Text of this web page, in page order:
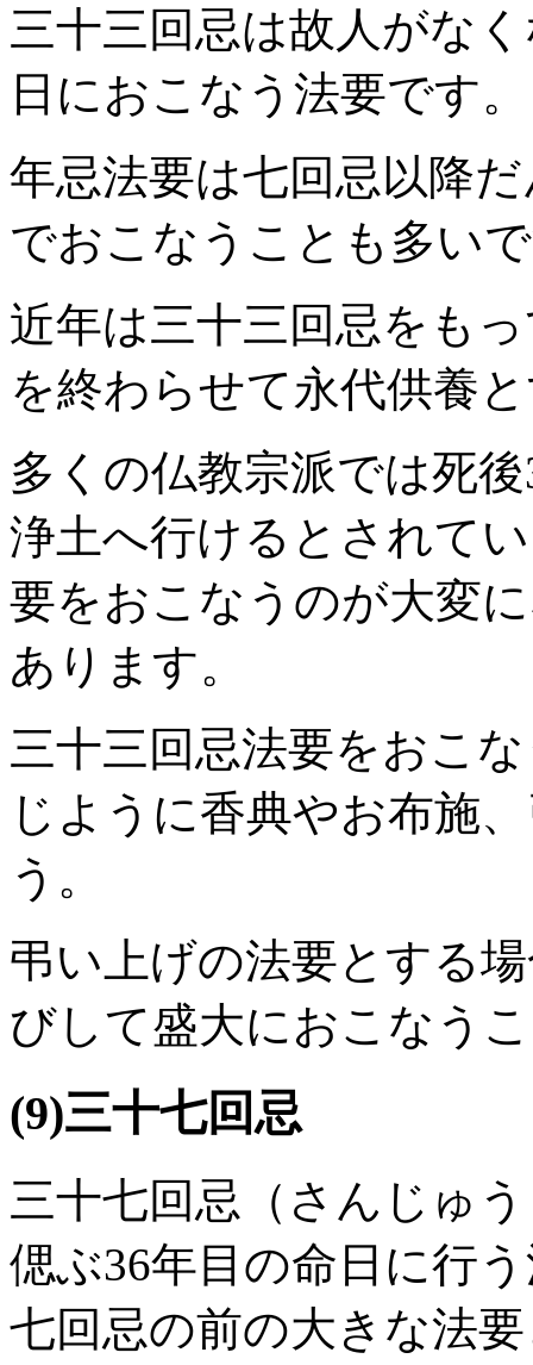
三十三回忌は故人がな
日におこなう法要です。
年忌法要は七回忌以降
でおこなうことも多い
近年は三十三回忌をも
を終わらせて永代供養
多くの仏教宗派では死
浄土へ行けるとされて
要をおこなうのが大変
あります。
三十三回忌法要をおこ
じように香典やお布施
う。
弔い上げの法要とする
びして盛大におこなう
(9)三十七回忌
三十七回忌（さんじゅ
偲ぶ36年目の命日に行
七回忌の前の大きな法